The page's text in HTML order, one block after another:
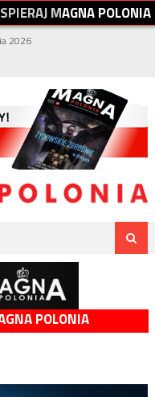
SPIERAJMAGNAPOLONIA
2026
POLONIA